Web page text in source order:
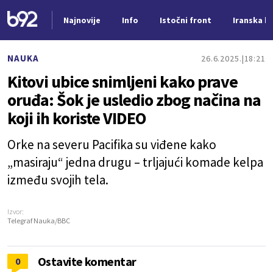
Najnovije Info Istočni front Iranska
NAUKA 26.6.2025. 18:21
Kitovi ubice snimljeni kako prave
oruđa: Šok je usledio zbog načina na
koji ih koriste VIDEO
Orke na severu Pacifika su viđene kako
„masiraju“ jedna drugu – trljajući komade kelpa
između svojih tela.
Izvor:
Telegraf Nauka/BBC
0 Ostavite komentar